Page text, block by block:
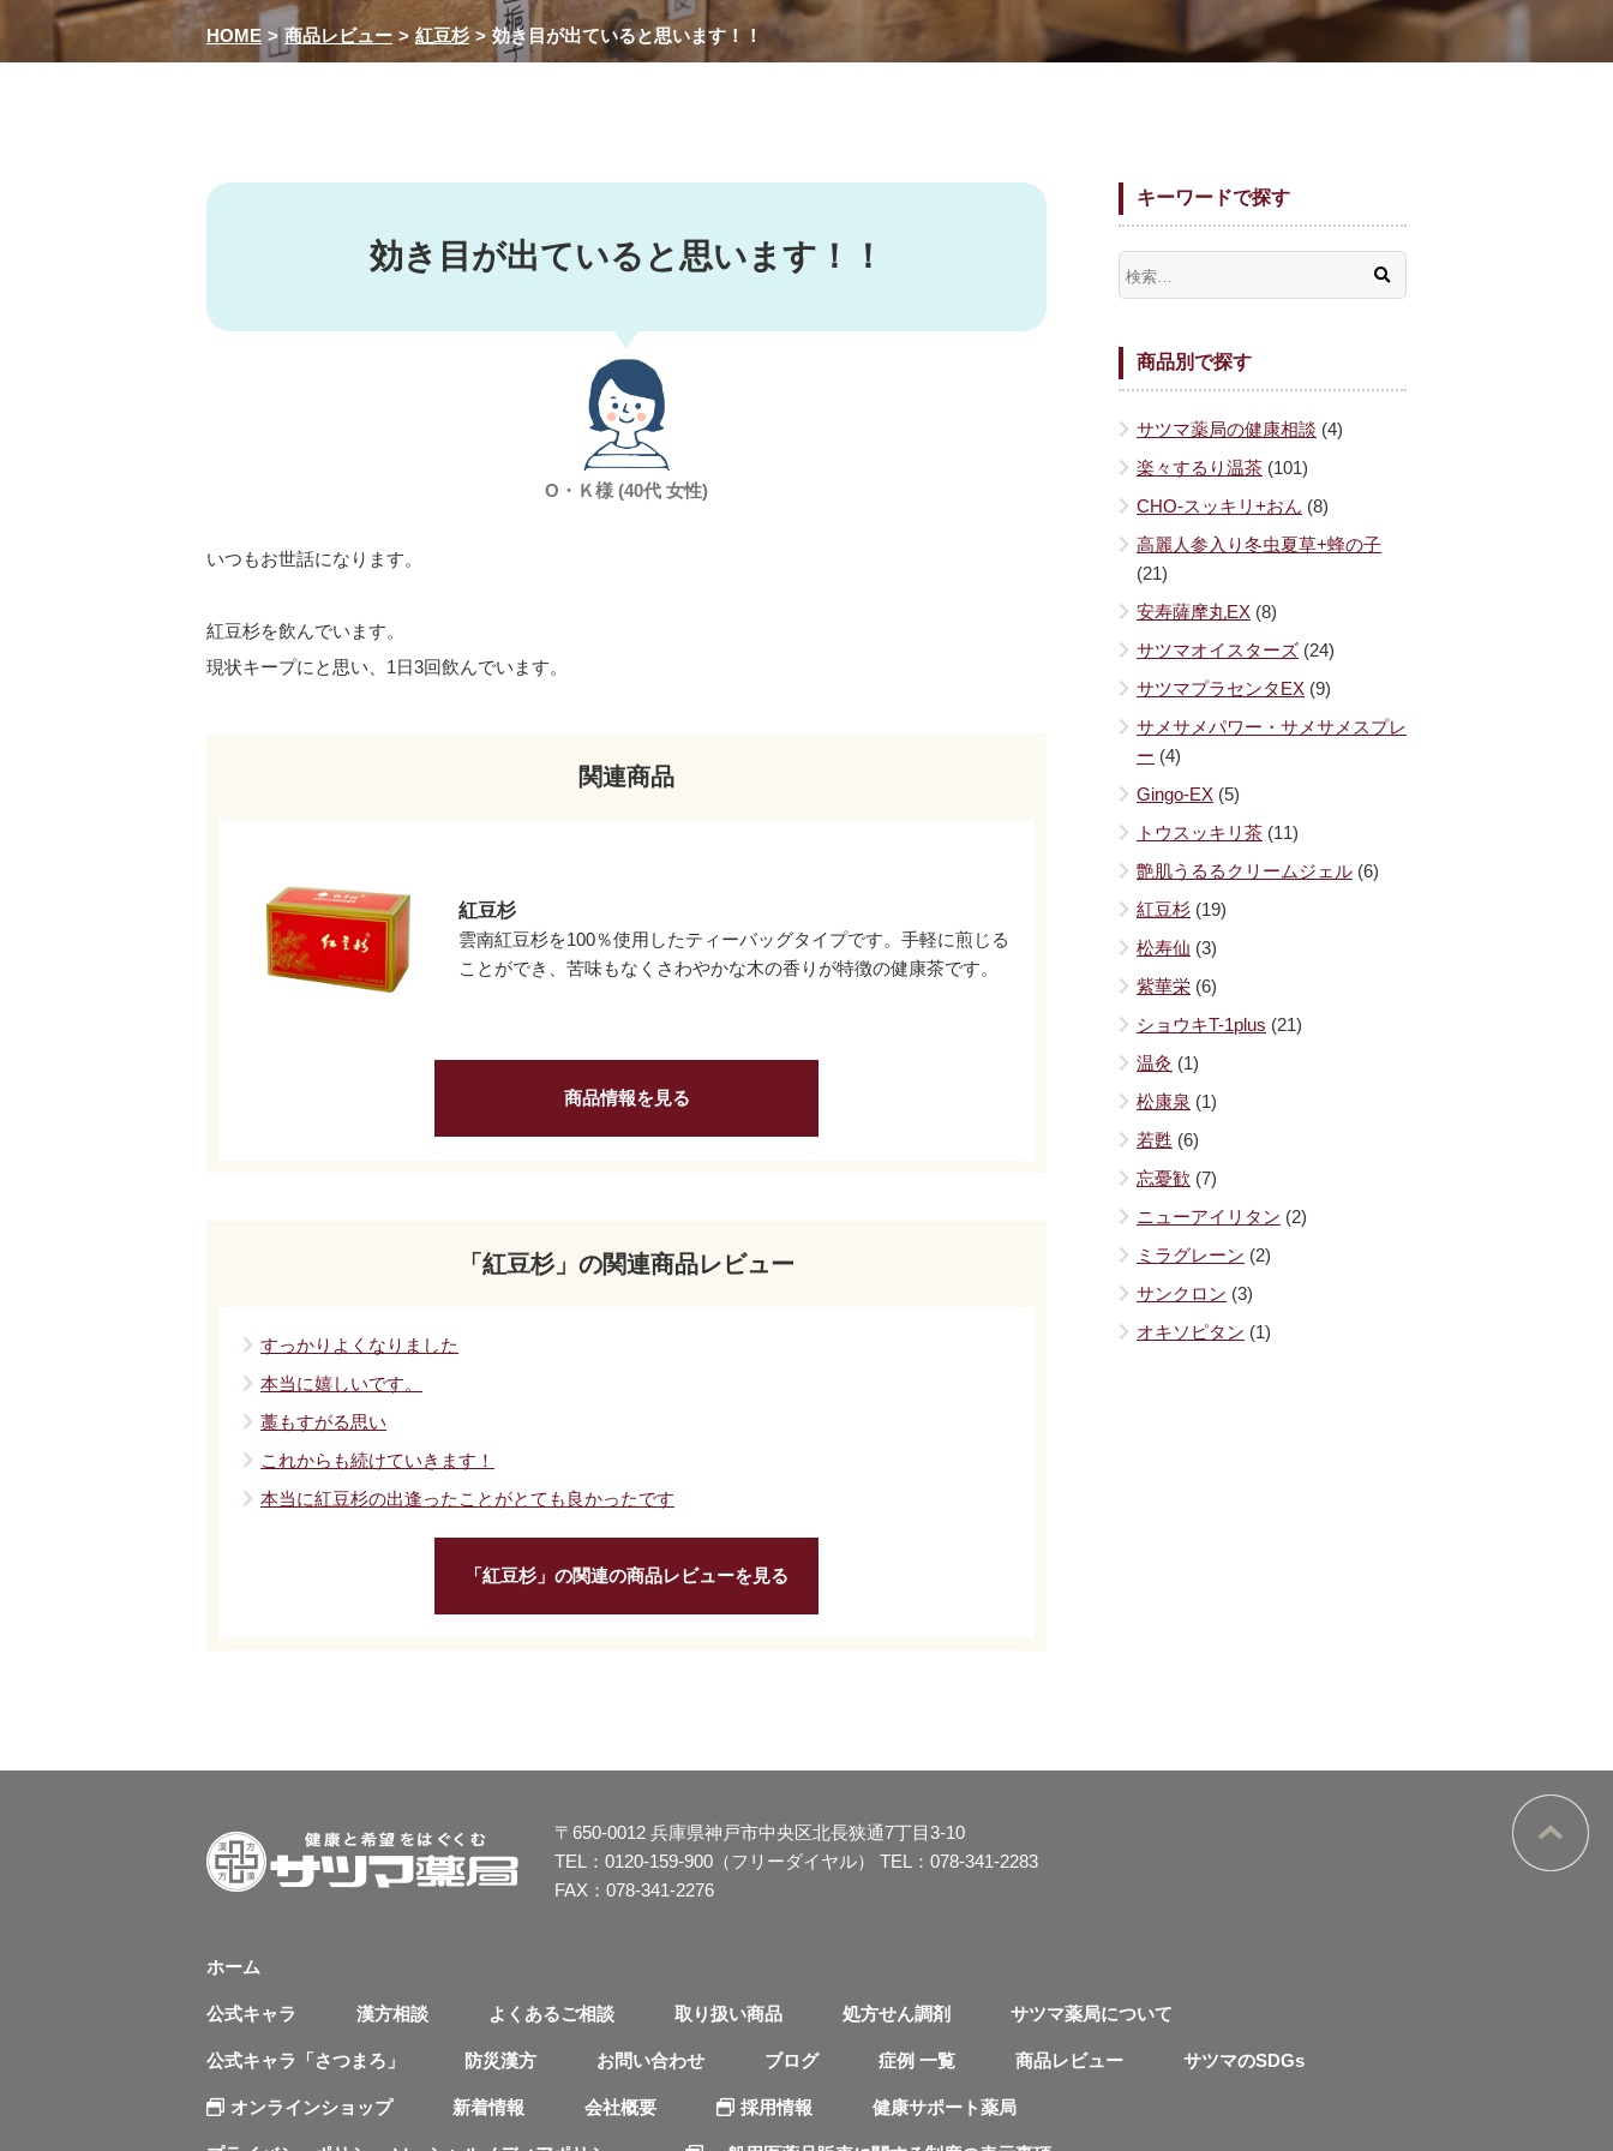
HOME 商品レビュー 紅豆杉 効き目が出ていると思います！！
効き目が出ていると思います！！
O・Ｋ様 (40代 女性)
いつもお世話になります。
紅豆杉を飲んでいます。
現状キープにと思い、1日3回飲んでいます。
関連商品
紅豆杉
雲南紅豆杉を100％使用したティーバッグタイプです。手軽に煎じる
ことができ、苦味もなくさわやかな木の香りが特徴の健康茶です。
商品情報を見る
「紅豆杉」の関連商品レビュー
すっかりよくなりました
本当に嬉しいです。
藁もすがる思い
これからも続けていきます！
本当に紅豆杉の出逢ったことがとても良かったです
「紅豆杉」の関連の商品レビューを見る
キーワードで探す
商品別で探す
サツマ薬局の健康相談 (4)
楽々するり温茶 (101)
CHO-スッキリ+おん (8)
高麗人参入り冬虫夏草+蜂の子
(21)
安寿薩摩丸EX (8)
サツマオイスターズ (24)
サツマプラセンタEX (9)
サメサメパワー・サメサメスプレ
ー (4)
Gingo-EX (5)
トウスッキリ茶 (11)
艶肌うるるクリームジェル (6)
紅豆杉 (19)
松寿仙 (3)
紫華栄 (6)
ショウキT-1plus (21)
温灸 (1)
松康泉 (1)
若甦 (6)
忘憂歓 (7)
ニューアイリタン (2)
ミラグレーン (2)
サンクロン (3)
オキソピタン (1)
〒650-0012 兵庫県神戸市中央区北長狭通7丁目3-10
TEL： 0120-159-900（フリーダイヤル） TEL： 078-341-2283
FAX：078-341-2276
ホーム
公式キャラ 漢方相談 よくあるご相談 取り扱い商品 処方せん調剤 サツマ薬局について
公式キャラ「さつまろ」 防災漢方 お問い合わせ ブログ 症例 一覧 商品レビュー サツマのSDGs
オンラインショップ 新着情報 会社概要 採用情報 健康サポート薬局